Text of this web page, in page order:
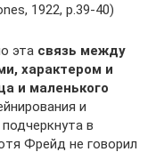
1922, p.39-40)
эта связь между
характером и
и маленького
и
в
Фрейд не говорил